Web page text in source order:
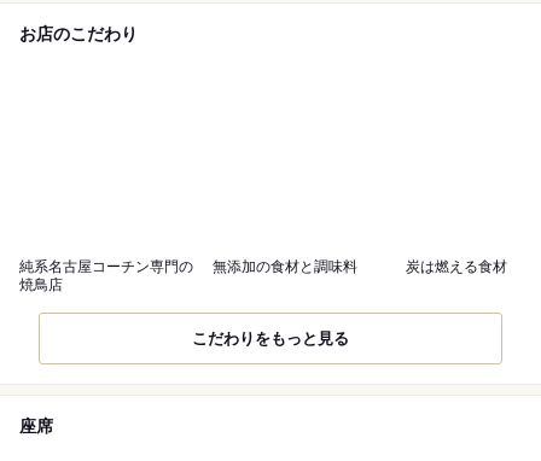
お店のこだわり
純系名古屋コーチン専門の
焼鳥店
無添加の食材と調味料 炭は燃える食材
こだわりをもっと見る
座席